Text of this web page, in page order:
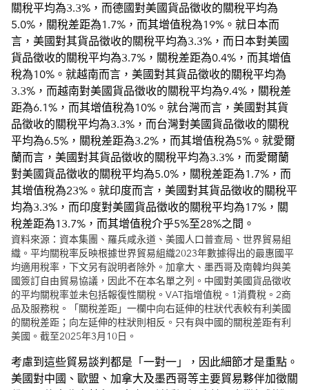
資料來源：資本集團、羅兵咸永道、美國人口普查局、世界貿易組
織。平均關稅率反映根據世界貿易組織2023年數據得出的最惠國平
均適用稅率，下文另有說明者除外。加拿大、墨西哥及南韓均與美
國簽訂自由貿易協議，因此不在本名單之列。中國對美國貨品徵收
的平均關稅率並未包括報復性關稅。VAT指增值稅。1消費稅。2商
品及服務稅。「關稅差距」一欄中向右延伸的柱狀代表較有利美國
的關稅差距；向左延伸的柱狀則相反。只有與中國的關稅差距有利
美國。截至2025年3月10日。
考慮到這些貿易談判都是「一對一」，因此細節才是重點。
美國對中國、歐盟、加拿大及墨西哥等主要貿易夥伴加徵關